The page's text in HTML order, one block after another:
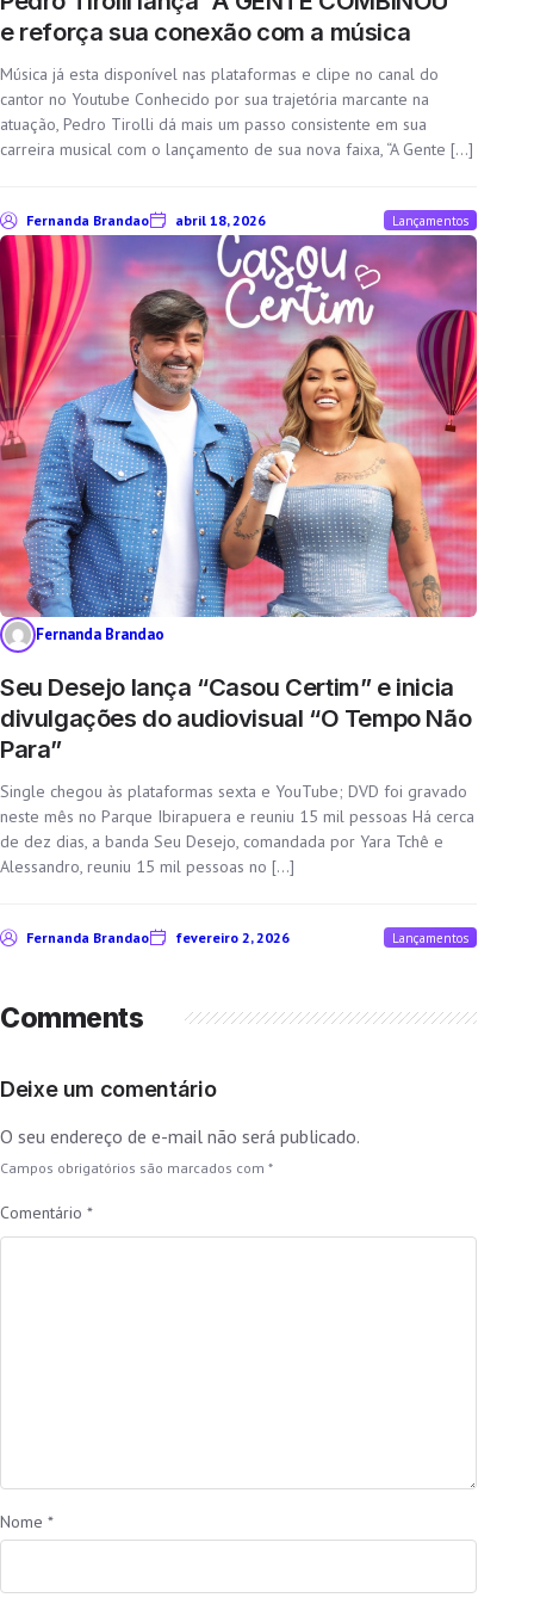
e reforça sua conexão com a música
Música já esta disponível nas plataformas e clipe no canal do
cantor no Youtube Conhecido por sua trajetória marcante na
atuação, Pedro Tirolli dá mais um passo consistente em sua
carreira musical com o lançamento de sua nova faixa, “A Gente […]
Fernanda Brandao abril 18, 2026 Lançamentos
Fernanda Brandao
Seu Desejo lança “Casou Certim” e inicia
divulgações do audiovisual “O Tempo Não
Para”
Single chegou às plataformas sexta e YouTube; DVD foi gravado
neste mês no Parque Ibirapuera e reuniu 15 mil pessoas Há cerca
de dez dias, a banda Seu Desejo, comandada por Yara Tchê e
Alessandro, reuniu 15 mil pessoas no […]
Fernanda Brandao fevereiro 2, 2026 Lançamentos
Comments
Deixe um comentário
O seu endereço de e-mail não será publicado.
Campos obrigatórios são marcados com *
Comentário *
Nome *